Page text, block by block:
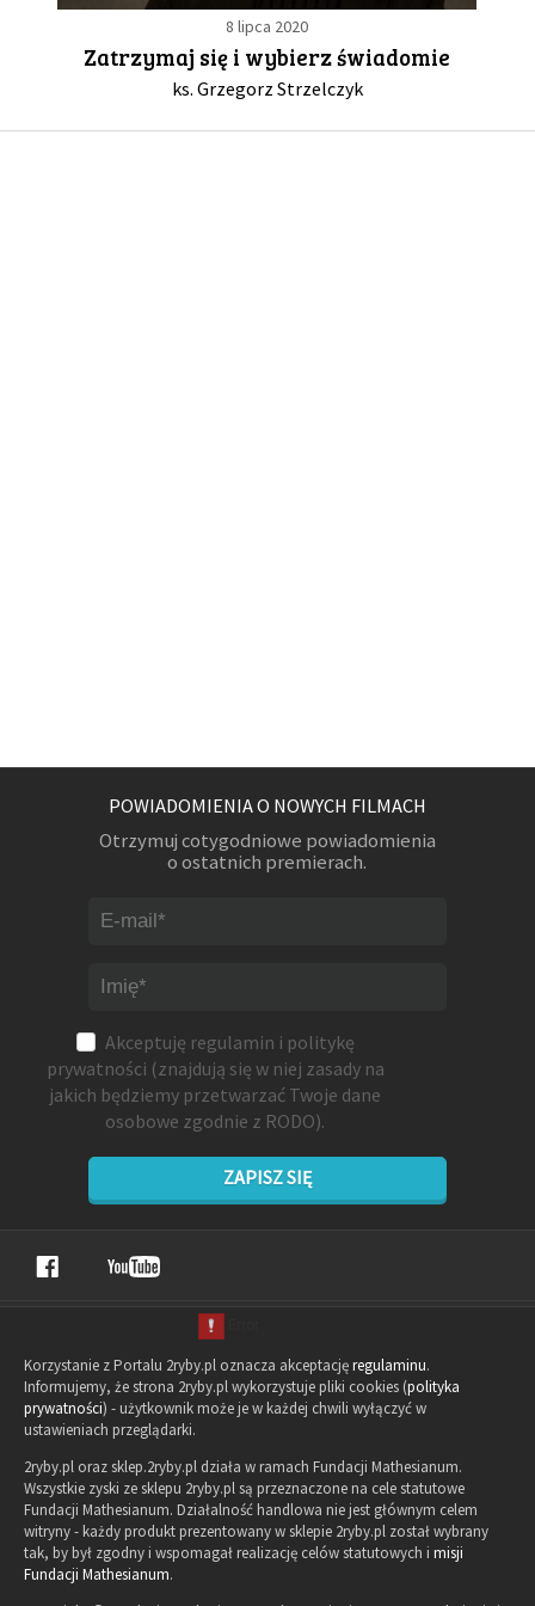
GALERIA
DRUŻYNA
8 lipca 2020
Zatrzymaj się i wybierz świadomie
ks. Grzegorz Strzelczyk
POWIADOMIENIA O NOWYCH FILMACH
Otrzymuj cotygodniowe powiadomienia
o ostatnich premierach.
Akceptuję regulamin i politykę
prywatności (znajdują się w niej zasady na
jakich będziemy przetwarzać Twoje dane
osobowe zgodnie z RODO).
ZAPISZ SIĘ
Korzystanie z Portalu 2ryby.pl oznacza akceptacjęregulaminu.
Informujemy, że strona 2ryby.pl wykorzystuje pliki cookies (polityka
prywatności) - użytkownik może je w każdej chwili wyłączyć w
ustawieniach przeglądarki.
2ryby.pl oraz sklep.2ryby.pl działa w ramach Fundacji Mathesianum.
Wszystkie zyski ze sklepu 2ryby.pl są przeznaczone na cele statutowe
Fundacji Mathesianum. Działalność handlowa nie jest głównym celem
witryny - każdy produkt prezentowany w sklepie 2ryby.pl został wybrany
tak, by był zgodny i wspomagał realizację celów statutowych i misji
Fundacji Mathesianum.